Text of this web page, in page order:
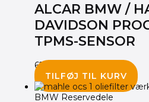
ALCAR BMW /
DAVIDSON
TPMS-SENSOR
620.00
TILFØJ TIL KURV
BMW Reservedele